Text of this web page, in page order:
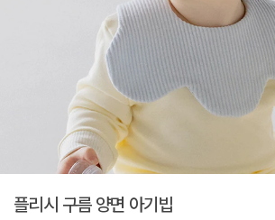
플리시 구름 양면 아기빕